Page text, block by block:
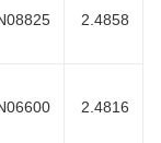
N08825
N06600